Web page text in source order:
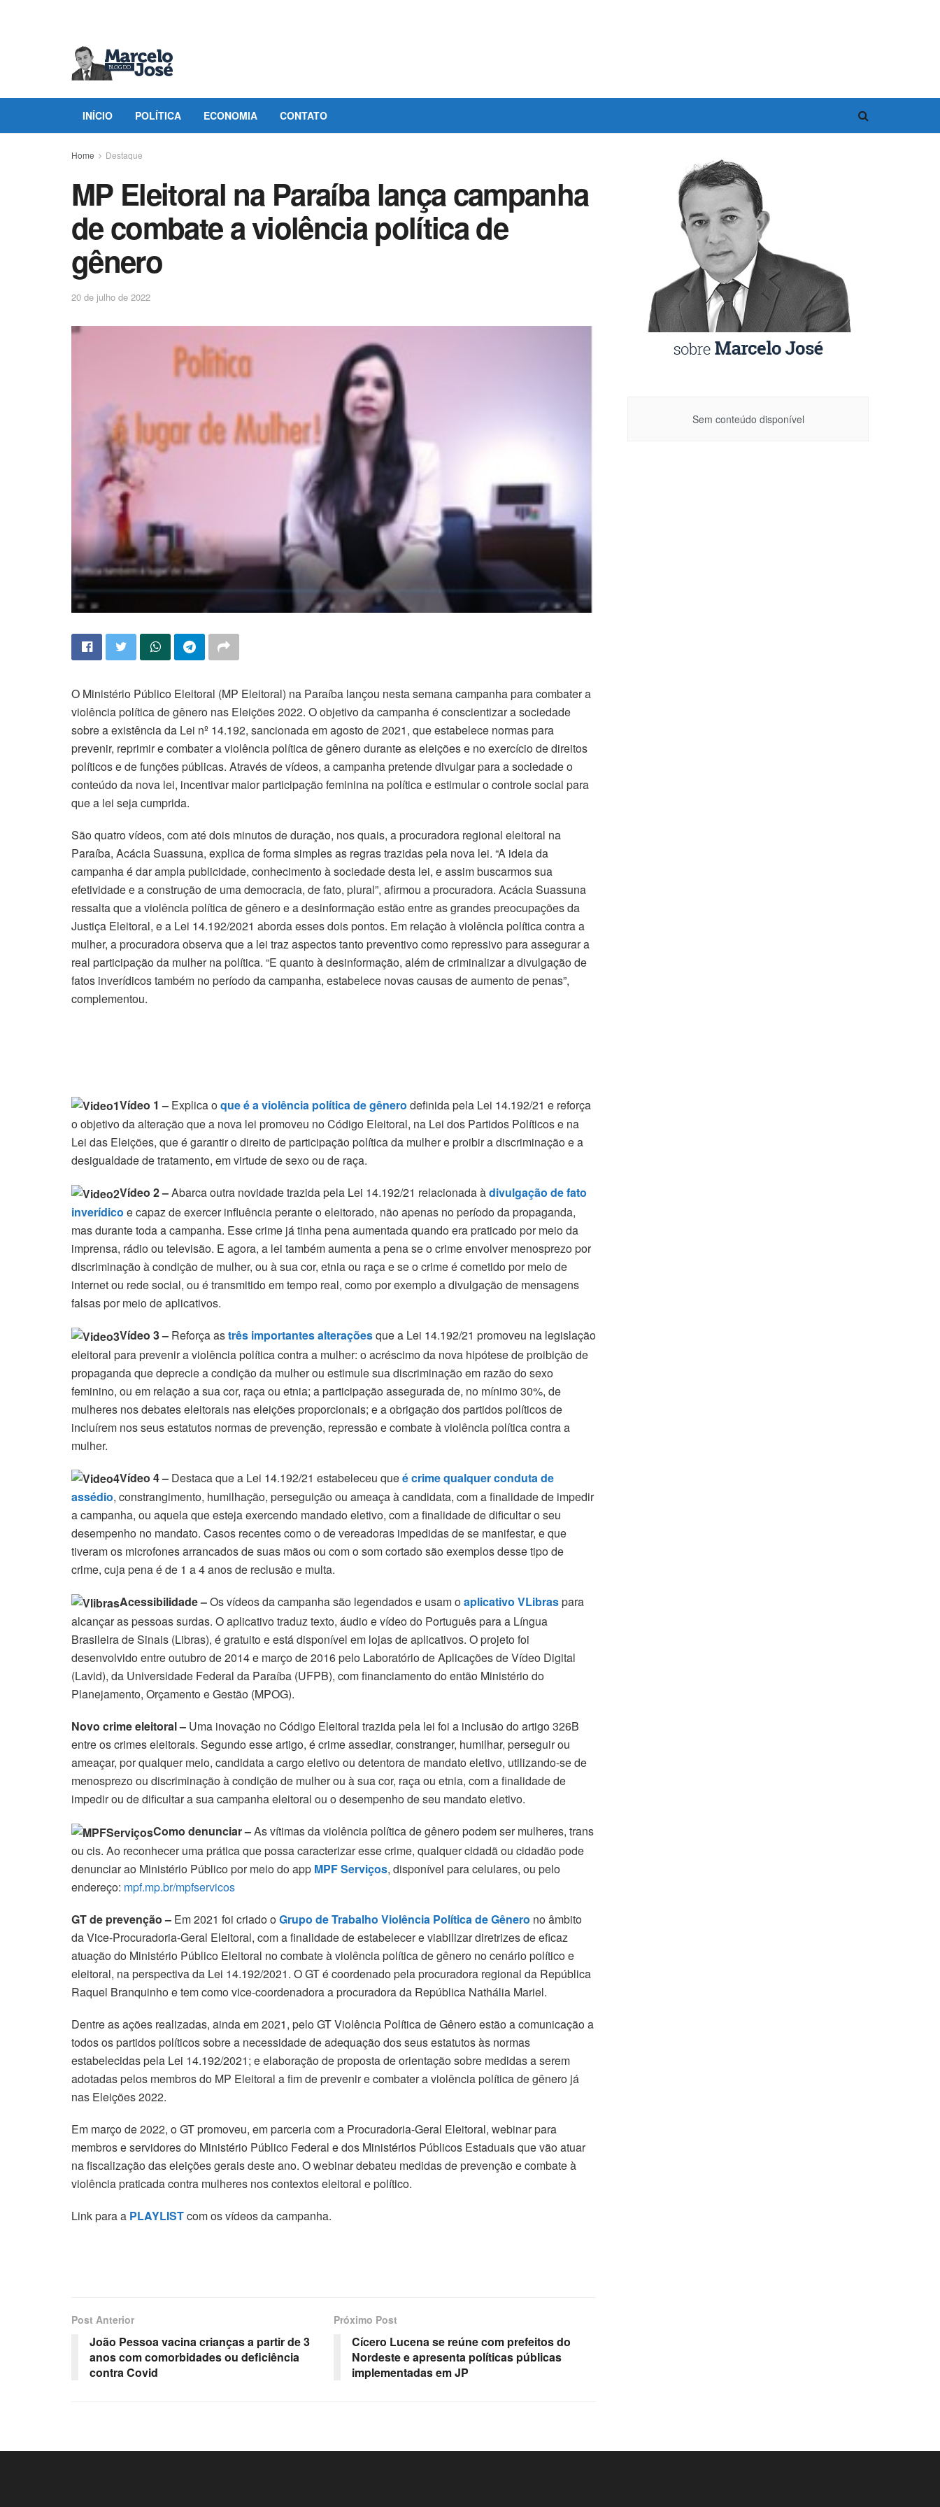
INÍCIO POLÍTICA ECONOMIA CONTATO
Home Destaque
MP Eleitoral na Paraíba lança campanha
de combate a violência política de
gênero
20 de julho de 2022
O Ministério Público Eleitoral (MP Eleitoral) na Paraíba lançou nesta semana campanha para combater a
violência política de gênero nas Eleições 2022. O objetivo da campanha é conscientizar a sociedade
sobre a existência da Lei nº 14.192, sancionada em agosto de 2021, que estabelece normas para
prevenir, reprimir e combater a violência política de gênero durante as eleições e no exercício de direitos
políticos e de funções públicas. Através de vídeos, a campanha pretende divulgar para a sociedade o
conteúdo da nova lei, incentivar maior participação feminina na política e estimular o controle social para
que a lei seja cumprida.
São quatro vídeos, com até dois minutos de duração, nos quais, a procuradora regional eleitoral na
Paraíba, Acácia Suassuna, explica de forma simples as regras trazidas pela nova lei. “A ideia da
campanha é dar ampla publicidade, conhecimento à sociedade desta lei, e assim buscarmos sua
efetividade e a construção de uma democracia, de fato, plural”, afirmou a procuradora. Acácia Suassuna
ressalta que a violência política de gênero e a desinformação estão entre as grandes preocupações da
Justiça Eleitoral, e a Lei 14.192/2021 aborda esses dois pontos. Em relação à violência política contra a
mulher, a procuradora observa que a lei traz aspectos tanto preventivo como repressivo para assegurar a
real participação da mulher na política. “E quanto à desinformação, além de criminalizar a divulgação de
fatos inverídicos também no período da campanha, estabelece novas causas de aumento de penas”,
complementou.
Vídeo 1 – Explica oque é a violência política de gênero definida pela Lei 14.192/21 e reforça
o objetivo da alteração que a nova lei promoveu no Código Eleitoral, na Lei dos Partidos Políticos e na
Lei das Eleições, que é garantir o direito de participação política da mulher e proibir a discriminação e a
desigualdade de tratamento, em virtude de sexo ou de raça.
Vídeo 2 –Abarca outra novidade trazida pela Lei 14.192/21 relacionada àdivulgação de fato
inverídico e capaz de exercer influência perante o eleitorado, não apenas no período da propaganda,
mas durante toda a campanha. Esse crime já tinha pena aumentada quando era praticado por meio da
imprensa, rádio ou televisão. E agora, a lei também aumenta a pena se o crime envolver menosprezo por
discriminação à condição de mulher, ou à sua cor, etnia ou raça e se o crime é cometido por meio de
internet ou rede social, ou é transmitido em tempo real, como por exemplo a divulgação de mensagens
falsas por meio de aplicativos.
Vídeo 3 – Reforça astrês importantes alteraçõesque a Lei 14.192/21 promoveu na legislação
eleitoral para prevenir a violência política contra a mulher: o acréscimo da nova hipótese de proibição de
propaganda que deprecie a condição da mulher ou estimule sua discriminação em razão do sexo
feminino, ou em relação a sua cor, raça ou etnia; a participação assegurada de, no mínimo 30%, de
mulheres nos debates eleitorais nas eleições proporcionais; e a obrigação dos partidos políticos de
incluírem nos seus estatutos normas de prevenção, repressão e combate à violência política contra a
mulher.
Vídeo 4 – Destaca que a Lei 14.192/21 estabeleceu queé crime qualquer conduta de
assédio, constrangimento, humilhação, perseguição ou ameaça à candidata, com a finalidade de impedir
a campanha, ou aquela que esteja exercendo mandado eletivo, com a finalidade de dificultar o seu
desempenho no mandato. Casos recentes como o de vereadoras impedidas de se manifestar, e que
tiveram os microfones arrancados de suas mãos ou com o som cortado são exemplos desse tipo de
crime, cuja pena é de 1 a 4 anos de reclusão e multa.
Acessibilidade –Os vídeos da campanha são legendados e usam oaplicativo VLibraspara
alcançar as pessoas surdas. O aplicativo traduz texto, áudio e vídeo do Português para a Língua
Brasileira de Sinais (Libras), é gratuito e está disponível em lojas de aplicativos. O projeto foi
desenvolvido entre outubro de 2014 e março de 2016 pelo Laboratório de Aplicações de Vídeo Digital
(Lavid), da Universidade Federal da Paraíba (UFPB), com financiamento do então Ministério do
Planejamento, Orçamento e Gestão (MPOG).
Novo crime eleitoral – Uma inovação no Código Eleitoral trazida pela lei foi a inclusão do artigo 326B
entre os crimes eleitorais. Segundo esse artigo, é crime assediar, constranger, humilhar, perseguir ou
ameaçar, por qualquer meio, candidata a cargo eletivo ou detentora de mandato eletivo, utilizando-se de
menosprezo ou discriminação à condição de mulher ou à sua cor, raça ou etnia, com a finalidade de
impedir ou de dificultar a sua campanha eleitoral ou o desempenho de seu mandato eletivo.
Como denunciar –As vítimas da violência política de gênero podem ser mulheres, trans
ou cis. Ao reconhecer uma prática que possa caracterizar esse crime, qualquer cidadã ou cidadão pode
denunciar ao Ministério Público por meio do app MPF Serviços, disponível para celulares, ou pelo
endereço: mpf.mp.br/mpfservicos
GT de prevenção – Em 2021 foi criado oGrupo de Trabalho Violência Política de Gênero no âmbito
da Vice-Procuradoria-Geral Eleitoral, com a finalidade de estabelecer e viabilizar diretrizes de eficaz
atuação do Ministério Público Eleitoral no combate à violência política de gênero no cenário político e
eleitoral, na perspectiva da Lei 14.192/2021. O GT é coordenado pela procuradora regional da República
Raquel Branquinho e tem como vice-coordenadora a procuradora da República Nathália Mariel.
Dentre as ações realizadas, ainda em 2021, pelo GT Violência Política de Gênero estão a comunicação a
todos os partidos políticos sobre a necessidade de adequação dos seus estatutos às normas
estabelecidas pela Lei 14.192/2021; e elaboração de proposta de orientação sobre medidas a serem
adotadas pelos membros do MP Eleitoral a fim de prevenir e combater a violência política de gênero já
nas Eleições 2022.
Em março de 2022, o GT promoveu, em parceria com a Procuradoria-Geral Eleitoral, webinar para
membros e servidores do Ministério Público Federal e dos Ministérios Públicos Estaduais que vão atuar
na fiscalização das eleições gerais deste ano. O webinar debateu medidas de prevenção e combate à
violência praticada contra mulheres nos contextos eleitoral e político.
Link para a PLAYLISTcom os vídeos da campanha.
Post Anterior
João Pessoa vacina crianças a partir de 3
anos com comorbidades ou deficiência
contra Covid
Próximo Post
Cícero Lucena se reúne com prefeitos do
Nordeste e apresenta políticas públicas
implementadas em JP
Sem conteúdo disponível